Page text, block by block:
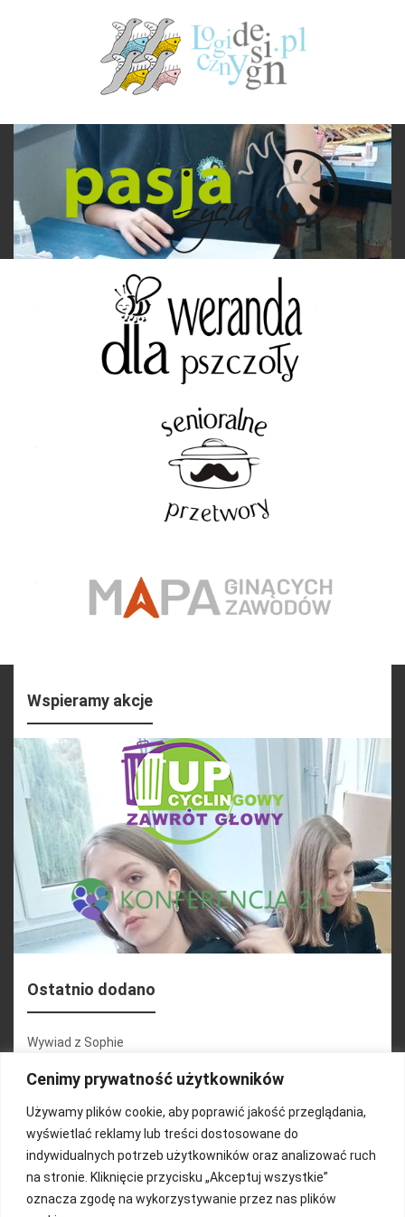
Cenimy prywatność użytkowników
Używamy plików cookie, aby poprawić jakość przeglądania,
wyświetlać reklamy lub treści dostosowane do
indywidualnych potrzeb użytkowników oraz analizować ruch
na stronie. Kliknięcie przycisku „Akceptuj wszystkie”
oznacza zgodę na wykorzystywanie przez nas plików
Wspieramy akcje
Ostatnio dodano
Wywiad z Sophie
Konferencja 2.1
Martyna Wojciechowska
Relacja zdjęciowa 25.09.2024r (cz.2)
Wywiady z uczestnikami